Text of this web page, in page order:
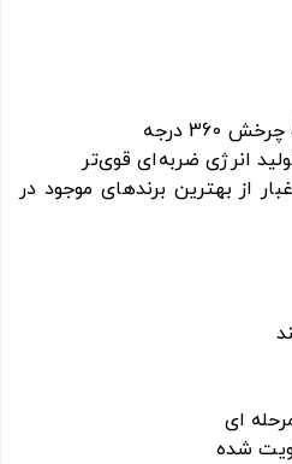
درجه
انرژی ضربه‌ای قوی‌تر
از بهترین برندهای موجود در
ای
شده